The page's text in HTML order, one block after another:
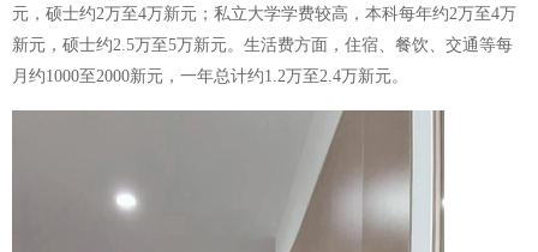
元，硕士约2万至4万新元；私立大学学费较高，本科每年约2万至4万
新元，硕士约2.5万至5万新元。生活费方面，住宿、餐饮、交通等每
月约1000至2000新元，一年总计约1.2万至2.4万新元。